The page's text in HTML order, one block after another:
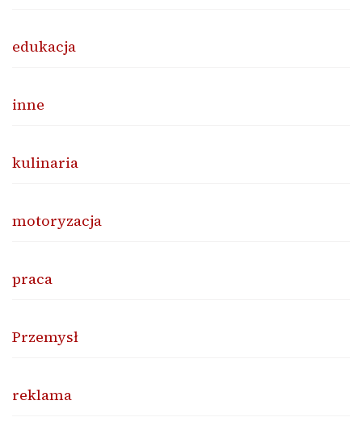
edukacja
inne
kulinaria
motoryzacja
praca
Przemysł
reklama